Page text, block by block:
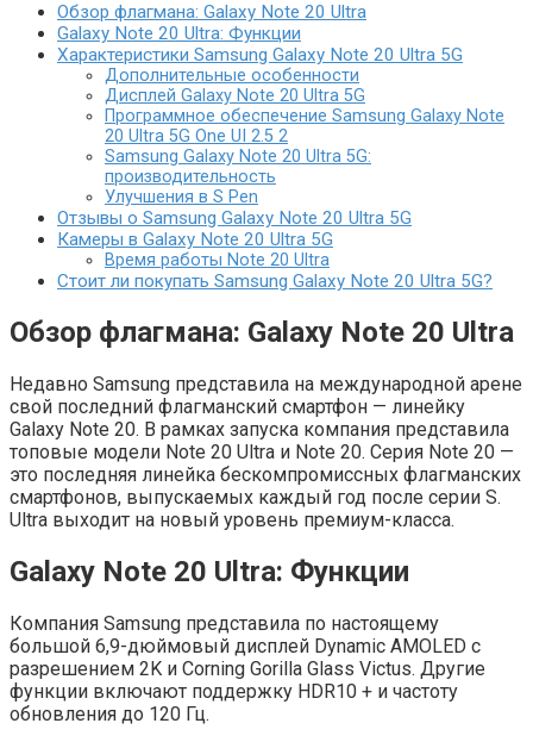
Обзор флагмана: Galaxy Note 20 Ultra
Galaxy Note 20 Ultra: Функции
Характеристики Samsung Galaxy Note 20 Ultra 5G
Дополнительные особенности
Дисплей Galaxy Note 20 Ultra 5G
Программное обеспечение Samsung Galaxy Note
20 Ultra 5G One UI 2.5 2
Samsung Galaxy Note 20 Ultra 5G:
производительность
Улучшения в S Pen
Отзывы о Samsung Galaxy Note 20 Ultra 5G
Камеры в Galaxy Note 20 Ultra 5G
Время работы Note 20 Ultra
Стоит ли покупать Samsung Galaxy Note 20 Ultra 5G?
Обзор флагмана: Galaxy Note 20 Ultra
Недавно Samsung представила на международной арене
свой последний флагманский смартфон — линейку
Galaxy Note 20. В рамках запуска компания представила
топовые модели Note 20 Ultra и Note 20. Серия Note 20 —
это последняя линейка бескомпромиссных флагманских
смартфонов, выпускаемых каждый год после серии S.
Ultra выходит на новый уровень премиум-класса.
Galaxy Note 20 Ultra: Функции
Компания Samsung представила по настоящему
большой 6,9-дюймовый дисплей Dynamic AMOLED с
разрешением 2K и Corning Gorilla Glass Victus. Другие
функции включают поддержку HDR10 + и частоту
обновления до 120 Гц.